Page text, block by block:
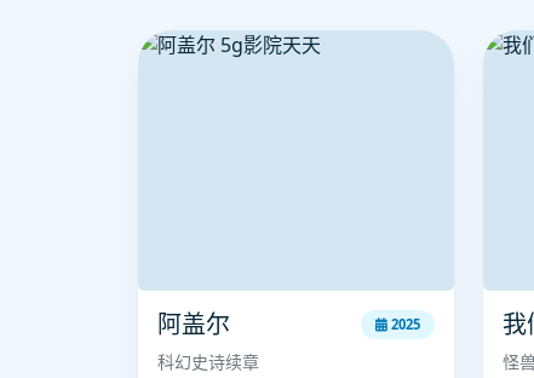
阿盖尔 2025
科幻史诗续章
我
怪